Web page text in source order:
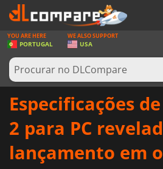
JOGOS
GAME CARDS
SOFTWARE
REWARDS
HARDWARE
NOTÍCIAS
YOU ARE HERE
PORTUGAL
WE ALSO SUPPORT
USA
Especificações
2 para PC
lançamento em